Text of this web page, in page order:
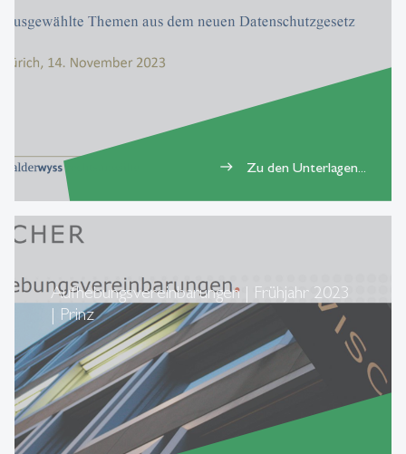
east Zu den Unterlagen...
Aufhebungsvereinbarungen | Frühjahr 2023
| Prinz